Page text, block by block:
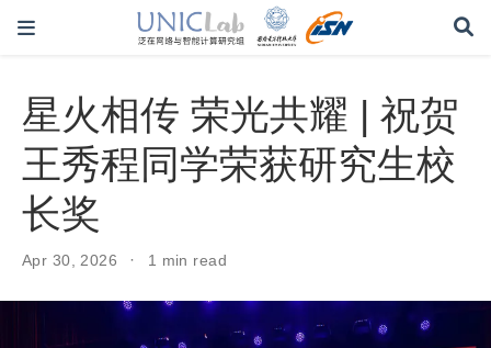
星火相传 荣光共耀 | 祝贺
王秀程同学荣获研究生校
长奖
Apr 30, 2026 1 min read